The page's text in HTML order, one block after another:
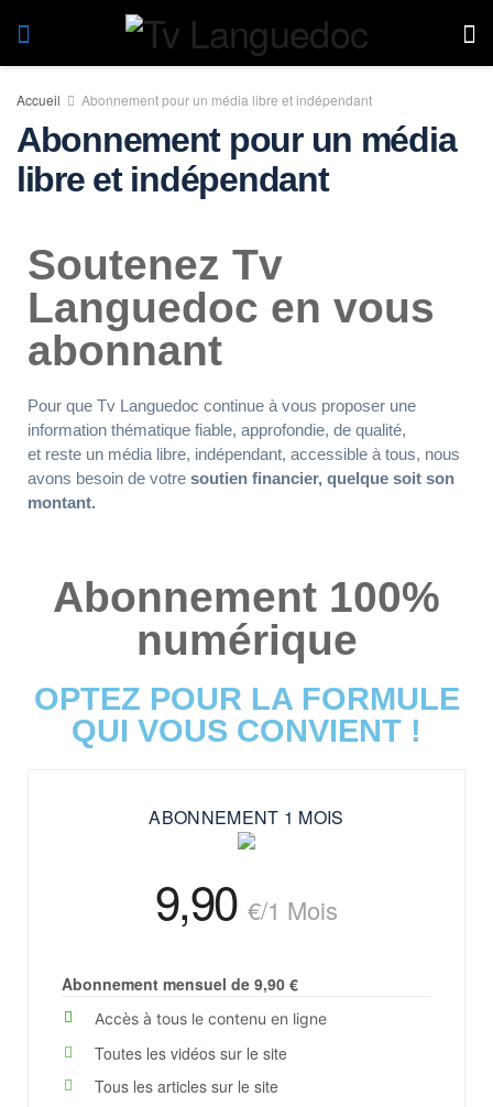
Accueil Abonnement pour un média libre et indépendant
Abonnement pour un média
libre et indépendant
Soutenez Tv
Languedoc en vous
abonnant
Pour que Tv Languedoc continue à vous proposer une
information thématique fiable, approfondie, de qualité,
et reste un média libre, indépendant, accessible à tous, nous
avons besoin de votre soutien financier, quelque soit son
montant.
Abonnement 100%
numérique
OPTEZ POUR LA FORMULE
QUI VOUS CONVIENT !
ABONNEMENT 1 MOIS
9,90€/1 Mois
Abonnement mensuel de 9,90 €
Accès à tous le contenu en ligne​
Toutes les vidéos sur le site​​
Tous les articles sur le site​​